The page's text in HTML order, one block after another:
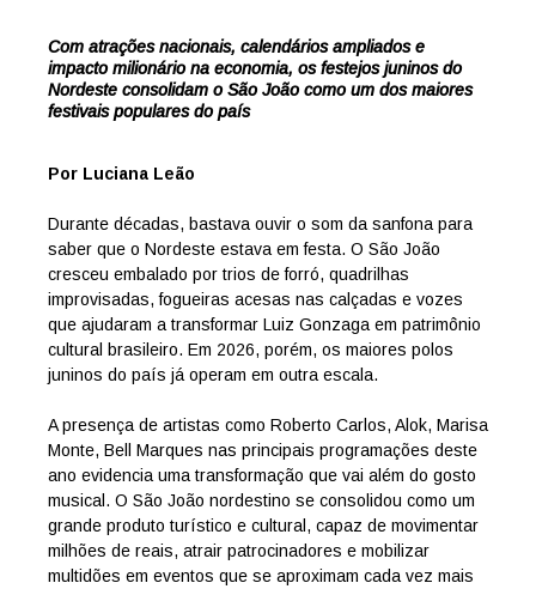
Com atrações nacionais, calendários ampliados e
impacto milionário na economia, os festejos juninos do
Nordeste consolidam o São João como um dos maiores
festivais populares do país
Por Luciana Leão
Durante décadas, bastava ouvir o som da sanfona para
saber que o Nordeste estava em festa. O São João
cresceu embalado por trios de forró, quadrilhas
improvisadas, fogueiras acesas nas calçadas e vozes
que ajudaram a transformar Luiz Gonzaga em patrimônio
cultural brasileiro. Em 2026, porém, os maiores polos
juninos do país já operam em outra escala.
A presença de artistas como Roberto Carlos, Alok, Marisa
Monte, Bell Marques nas principais programações deste
ano evidencia uma transformação que vai além do gosto
musical. O São João nordestino se consolidou como um
grande produto turístico e cultural, capaz de movimentar
milhões de reais, atrair patrocinadores e mobilizar
multidões em eventos que se aproximam cada vez mais